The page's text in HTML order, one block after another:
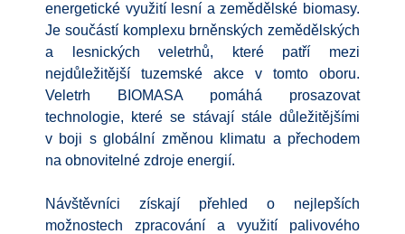
energetické využití lesní a zemědělské biomasy.
Je součástí komplexu brněnských zemědělských
a lesnických veletrhů, které patří mezi
nejdůležitější tuzemské akce v tomto oboru.
Veletrh BIOMASA pomáhá prosazovat
technologie, které se stávají stále důležitějšími
v boji s globální změnou klimatu a přechodem
na obnovitelné zdroje energií.
Návštěvníci získají přehled o nejlepších
možnostech zpracování a využití palivového